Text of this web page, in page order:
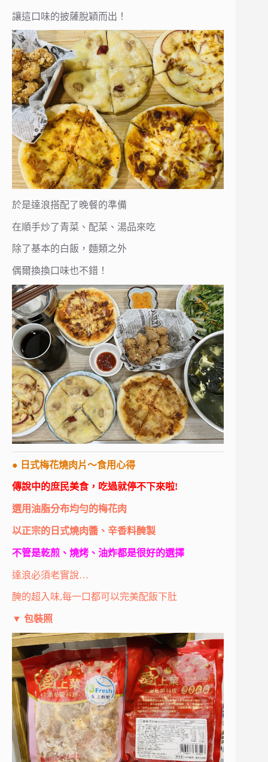
讓這口味的披薩脫穎而出！
於是達浪搭配了晚餐的準備
在順手炒了青菜、配菜、湯品來吃
除了基本的白飯，麵類之外
偶爾換換口味也不錯！
● 日式梅花燒肉片～食用心得
傳說中的庶民美食，吃過就停不下來啦!
選用油脂分布均勻的梅花肉
以正宗的日式燒肉醬、辛香料醃製
不管是乾煎、燒烤、油炸都是很好的選擇
達浪必須老實說…
醃的超入味,每一口都可以完美配飯下肚
▼ 包裝照